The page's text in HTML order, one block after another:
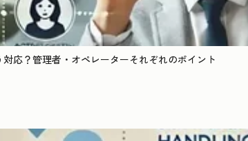
応？管理者・オペレーターそれぞれのポイント